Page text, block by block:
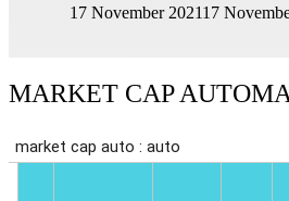
17 November 202117
MARKET CAP